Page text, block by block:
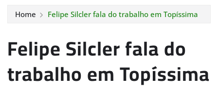
Home Felipe Silcler fala do trabalho em Topíssima
Felipe Silcler fala do
trabalho em Topíssima